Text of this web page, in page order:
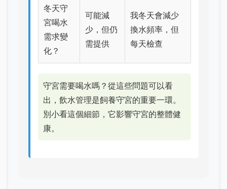
冬天守
宮喝水
需求變
化？
可能減
少，但仍
需提供
我冬天會減少
換水頻率，但
每天檢查
守宮需要喝水嗎？從這些問題可以看
出，飲水管理是飼養守宮的重要一環。
別小看這個細節，它影響守宮的整體健
康。